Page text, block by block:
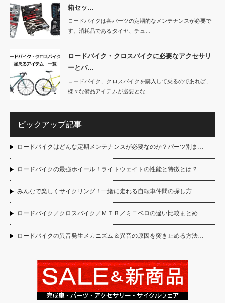
箱セッ…
ロードバイクは各パーツの定期的なメンテナンスが必要で
す。消耗品であるタイヤ、チュ…
ロードバイク・クロスバイクに必要なアクセサリ
ーとパ…
ロードバイク、クロスバイクを購入して乗るのであれば、
様々な備品アイテムが必要とな…
ピックアップ記事
ロードバイクはどんな定期メンテナンスが必要なのか？パーツ別ま…
ロードバイクの最強ホイール！ライトウェイトの性能と特徴とは？…
みんなで楽しくサイクリング！一緒に走れる自転車仲間の探し方
ロードバイク／クロスバイク／ＭＴＢ／ミニベロの違い比較まとめ…
ロードバイクの異音発生メカニズム＆異音の原因を突き止める方法…